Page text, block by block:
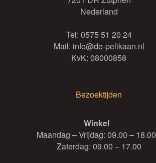
Nederland
Tel: 0575 51 20 24
Mail: info@de-pelikaan.nl
KvK: 08000858
Bezoektijden
Winkel
Maandag – Vrijdag: 09.00 – 18.00
Zaterdag: 09.00 – 17.00